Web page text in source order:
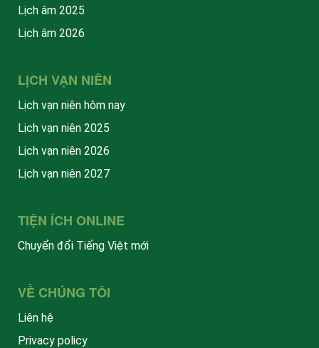
Lịch âm 2025
Lịch âm 2026
LỊCH VẠN NIÊN
Lịch vạn niên hôm nay
Lịch vạn niên 2025
Lịch vạn niên 2026
Lịch vạn niên 2027
TIỆN ÍCH ONLINE
Chuyển đổi Tiếng Việt mới
VỀ CHÚNG TÔI
Liên hệ
Privacy policy